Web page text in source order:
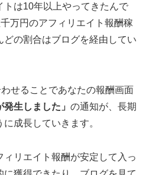
は10年以上やってきたんで
万円のアフィリエイト報酬稼
の割合はブログを経由してい
せることであなたの報酬画面
発生しました」 の通知が、長期
成長していきます。
リエイト報酬が安定して入っ